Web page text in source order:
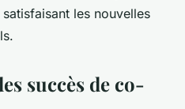
les nouvelles
succès de co-